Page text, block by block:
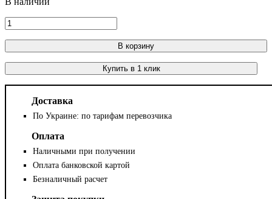
В корзину
Купить в 1 клик
Доставка
По Украине: по тарифам перевозчика
Оплата
Наличными при получении
Оплата банковской картой
Безналичный расчет